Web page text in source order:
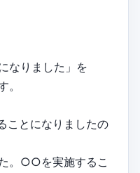
なりました」を
。
ことになりましたの
。○○を実施するこ